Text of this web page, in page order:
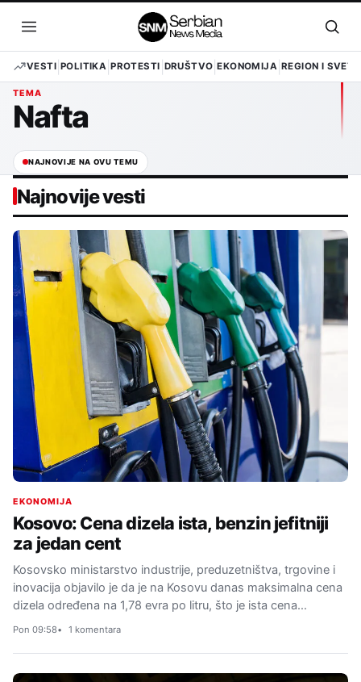
sadržaj
Otvori
meni
VESTI POLITIKA PROTESTI DRUŠTVO EKONOMIJA REGION I SVET
TEMA
Nafta
NAJNOVIJE NA OVU TEMU
Najnovije vesti
EKONOMIJA
Kosovo: Cena dizela ista, benzin jefitniji
za jedan cent
Kosovsko ministarstvo industrije, preduzetništva, trgovine i
inovacija objavilo je da je na Kosovu danas maksimalna cena
dizela određena na 1,78 evra po litru, što je ista cena…
Pon 09:58 1 komentara